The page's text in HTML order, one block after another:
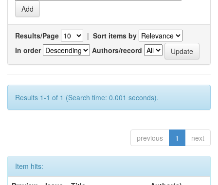
Results/Page | Sort items by
In order
Authors/record
Results 1-1 of 1 (Search time: 0.001 seconds).
previous 1 next
Item hits: